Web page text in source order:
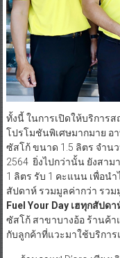
ทั้งนี้ ในการเปิดให้บริการ
โปรโมชันพิเศษมากมาย อ
ซัสโก้ ขนาด 1.5 ลิตร จำน
2564 ยิ่งไปกว่านั้น ยังสาม
1 ลิตร รับ 1 คะแนน เพื่อนำ
สัปดาห์ รวมมูลค่ากว่า รว
Fuel Your Day เฮทุกสัปดา
ซัสโก้ สาขาบางอ้อ ร้านค้
กับลูกค้าที่แวะมาใช้บริการ